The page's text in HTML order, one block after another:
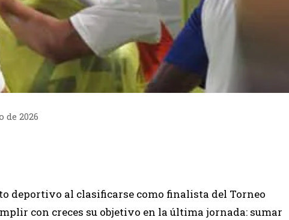
de 2026
deportivo al clasificarse como finalista del Torneo
con creces su objetivo en la última jornada: sumar